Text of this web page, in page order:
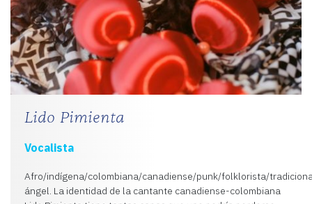
Lido Pimienta
Vocalista
Afro/indígena/colombiana/canadiense/punk/folklorista/
ángel. La identidad de la cantante canadiense-colombiana